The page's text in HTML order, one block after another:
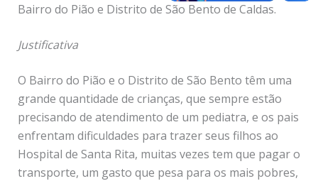
Bairro do Pião e Distrito de São Bento de Caldas.
Justificativa
O Bairro do Pião e o Distrito de São Bento têm uma
grande quantidade de crianças, que sempre estão
precisando de atendimento de um pediatra, e os pais
enfrentam dificuldades para trazer seus filhos ao
Hospital de Santa Rita, muitas vezes tem que pagar o
transporte, um gasto que pesa para os mais pobres,